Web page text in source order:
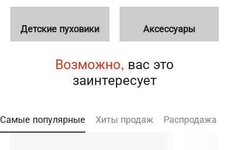
Детские пуховики Аксессуары
Возможно, вас это
заинтересует
Самые популярные Хиты продаж Распродажа